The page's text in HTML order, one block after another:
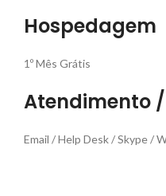
Hospedagem
1º Mês Grátis
Atendimento
Email / Help Desk / Skype /